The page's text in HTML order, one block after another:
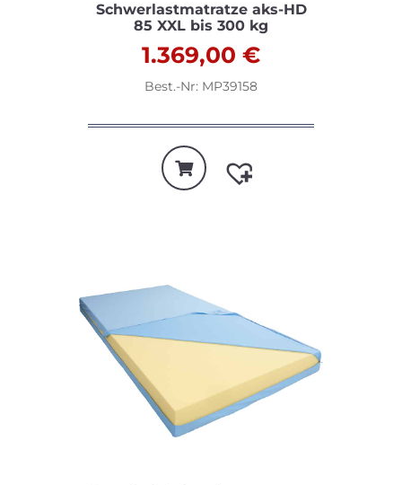
Schwerlastmatratze aks-HD
85 XXL bis 300 kg
1.369,00 €
Best.-Nr: MP39158